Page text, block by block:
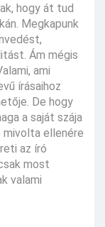
hogy át tud
Megkapunk
Ám mégis
ami
írásaihoz
De hogy
a saját szája
ellenére
az író
most
valami